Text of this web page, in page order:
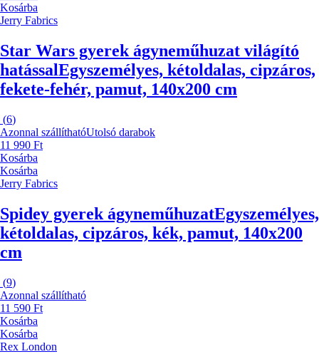
Kosárba
Jerry Fabrics
Star Wars gyerek ágyneműhuzat világító
hatássalEgyszemélyes, kétoldalas, cipzáros,
fekete-fehér, pamut, 140x200 cm
(6)
Azonnal szállíthatóUtolsó darabok
11 990 Ft
Kosárba
Kosárba
Jerry Fabrics
Spidey gyerek ágyneműhuzatEgyszemélyes,
kétoldalas, cipzáros, kék, pamut, 140x200
cm
(9)
Azonnal szállítható
11 590 Ft
Kosárba
Kosárba
Rex London